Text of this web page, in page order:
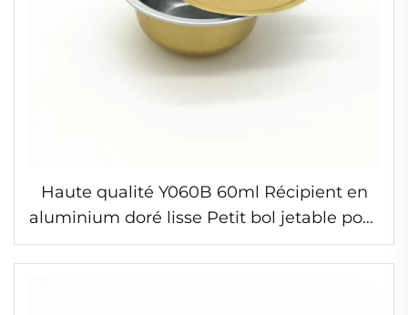
Haute qualité Y060B 60ml Récipient en
aluminium doré lisse Petit bol jetable pour
riz soupe et épices